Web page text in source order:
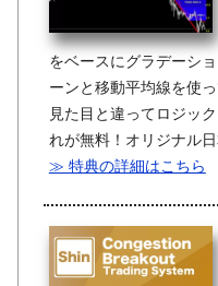
をベースにグラデーシ
ーンと移動平均線を使
見た目と違ってロジッ
れが無料！オリジナル
≫ 特典の詳細はこちら